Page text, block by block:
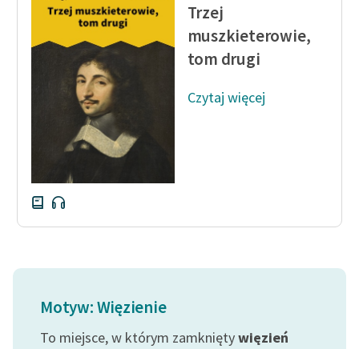
Trzej
muszkieterowie,
tom drugi
Czytaj więcej
Motyw: Więzienie
To miejsce, w którym zamkniętywięzień